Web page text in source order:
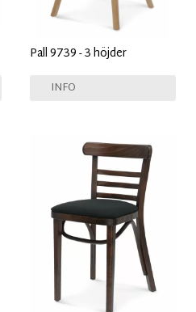
Pall 9739 - 3 höjder
INFO